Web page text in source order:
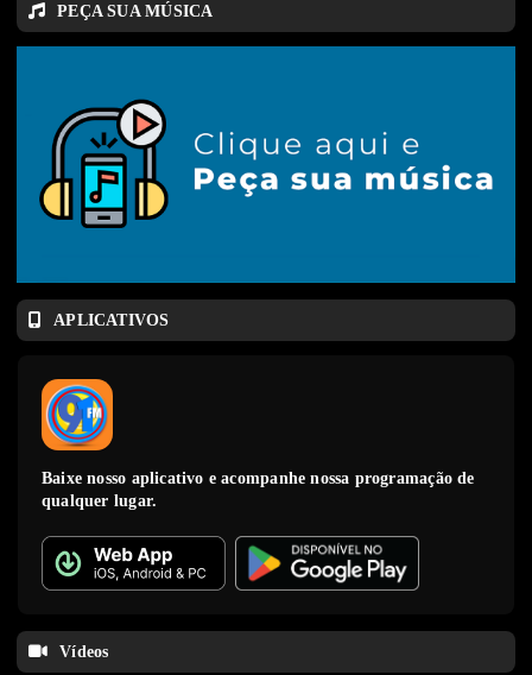
PEÇA SUA MÚSICA
APLICATIVOS
Baixe nosso aplicativo e acompanhe nossa programação de
qualquer lugar.
Vídeos